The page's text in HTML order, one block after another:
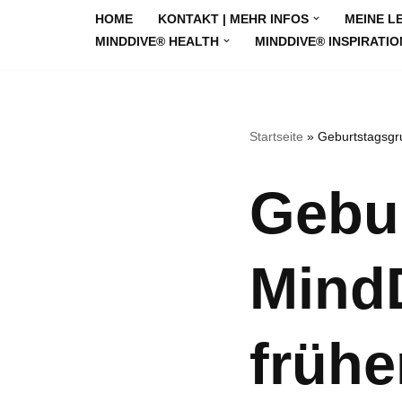
HOME KONTAKT | MEHR INFOS MEINE
MINDDIVE® HEALTH
MINDDIVE®
Startseite »